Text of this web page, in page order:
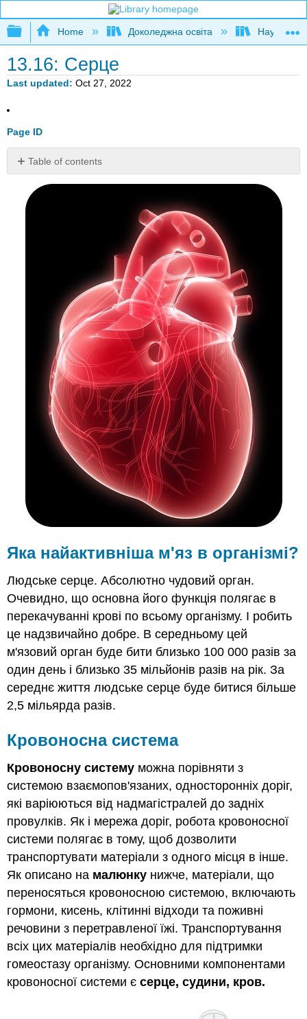
Expand/collapse global hierarchy
Home Доколеджна освіта Наука і
13.16: Серце
Last updated Oct 27, 2022
Page ID
Table of contents
найактивніша
Серце
Потік
крові
через
серце
Серцебиття
Резюме
Рецензія
Яка найактивніша м'яз в організмі?
Людське серце. Абсолютно чудовий орган.
Очевидно, що основна його функція полягає в
перекачуванні крові по всьому організму. І робить
це надзвичайно добре. В середньому цей
м'язовий орган буде бити близько 100 000 разів за
один день і близько 35 мільйонів разів на рік. За
середнє життя людське серце буде битися більше
2,5 мільярда разів.
Кровоносна система
Кровоносну систему можна порівняти з
системою взаємопов'язаних, односторонніх доріг,
які варіюються від надмагістралей до задніх
провулків. Як і мережа доріг, робота кровоносної
системи полягає в тому, щоб дозволити
транспортувати матеріали з одного місця в інше.
Як описано на малюнку нижче, матеріали, що
переносяться кровоносною системою, включають
гормони, кисень, клітинні відходи та поживні
речовини з перетравленої їжі. Транспортування
всіх цих матеріалів необхідно для підтримки
гомеостазу організму. Основними компонентами
кровоносної системи єсерце, судини, кров.